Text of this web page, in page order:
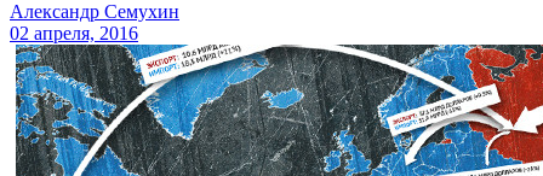
Александр Семухин
02 апреля, 2016